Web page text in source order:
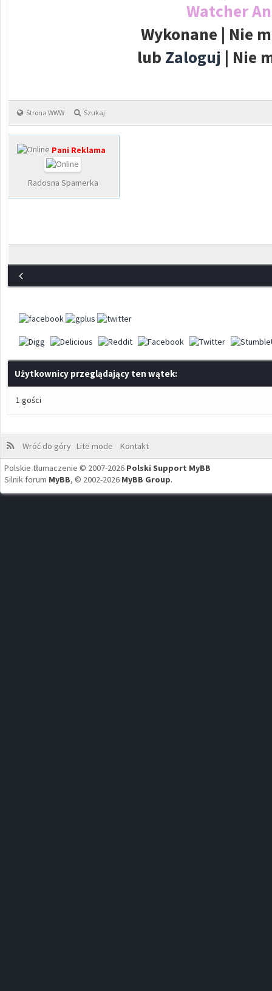
Watcher
Wykonane | Nie
lub Zaloguj | Nie
Strona WWW Szukaj
Pani Reklama
Radosna Spamerka
Użytkownicy przeglądający ten wątek:
1 gości
Wróć do góry Lite mode
Kontakt
Polskie tłumaczenie © 2007-2026 Polski Support MyBB
Silnik forum MyBB, © 2002-2026 MyBB Group.